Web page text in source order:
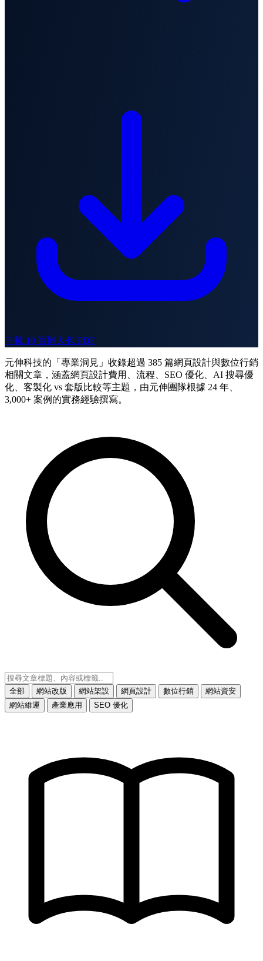
下載 10 頁懶人包 PDF
元伸科技的「專業洞見」收錄超過 385 篇網頁設計與數位行銷
相關文章，涵蓋網頁設計費用、流程、SEO 優化、AI 搜尋優
化、客製化 vs 套版比較等主題，由元伸團隊根據 24 年、
3,000+ 案例的實務經驗撰寫。
全部 網站改版 網站架設 網頁設計 數位行銷
網站資安
網站維運
產業應用 SEO 優化